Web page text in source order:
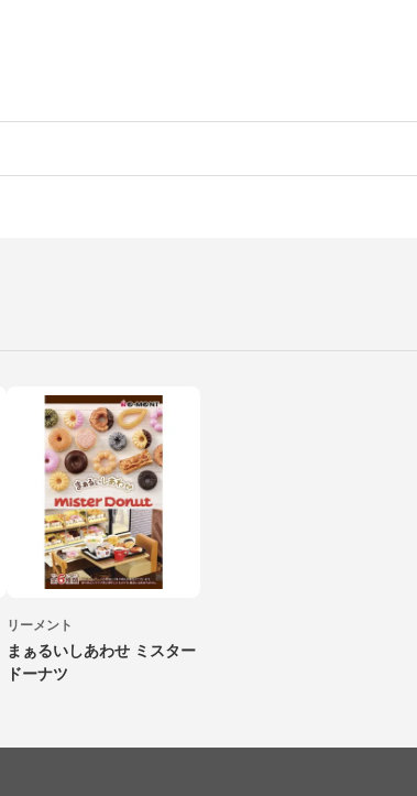
リーメント
まぁるいしあわせ ミスター
ドーナツ